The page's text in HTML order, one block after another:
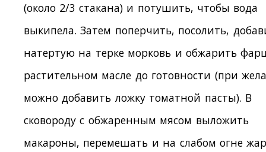
(около 2/3 стакана) и потушить, чтобы вода
выкипела. Затем поперчить, посолить,
натертую на терке морковь и обжарить
растительном масле до готовности (при
можно добавить ложку томатной пасты). В
сковороду с обжаренным мясом выложить
макароны, перемешать и на слабом огне